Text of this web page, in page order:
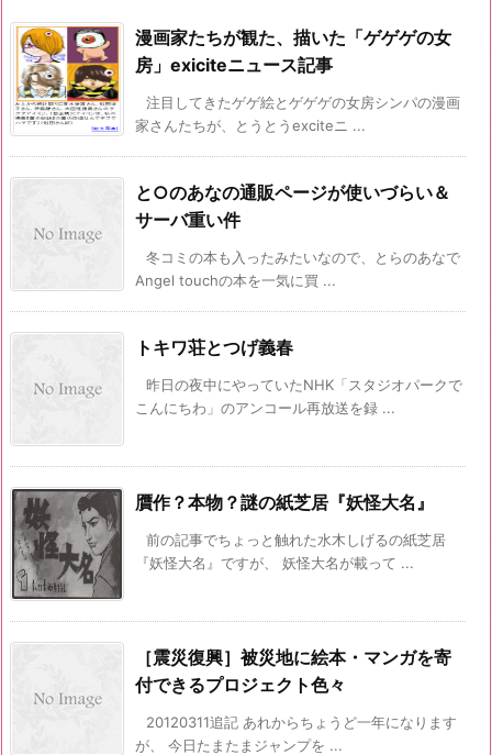
漫画家たちが観た、描いた「ゲゲゲの女
房」exiciteニュース記事
注目してきたゲゲ絵とゲゲゲの女房シンパの漫画
家さんたちが、とうとうexciteニ ...
と○のあなの通販ページが使いづらい＆
サーバ重い件
冬コミの本も入ったみたいなので、とらのあなで
Angel touchの本を一気に買 ...
トキワ荘とつげ義春
昨日の夜中にやっていたNHK「スタジオパークで
こんにちわ」のアンコール再放送を録 ...
贋作？本物？謎の紙芝居『妖怪大名』
前の記事でちょっと触れた水木しげるの紙芝居
『妖怪大名』ですが、 妖怪大名が載って ...
［震災復興］被災地に絵本・マンガを寄
付できるプロジェクト色々
20120311追記 あれからちょうど一年になります
が、 今日たまたまジャンプを ...